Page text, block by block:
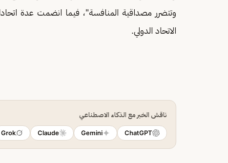
وتتضرر مصداقية المنافسة"، فيما انضمت عدة
الاتحاد الدولي.
ناقش الخبر مع الذكاء الاصطناعي
ChatGPT
Gemini
Claude
Grok